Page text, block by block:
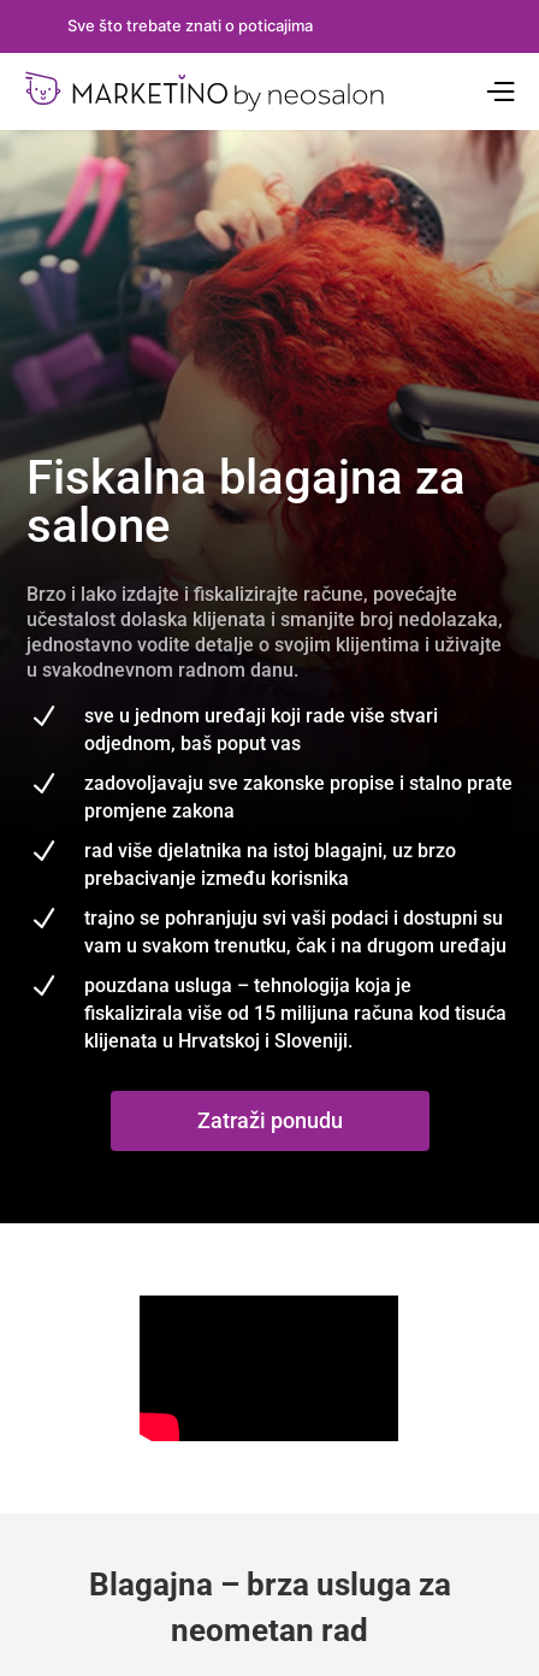
Sve što trebate znati o poticajima
Fiskalna blagajna za
salone
Brzo i lako izdajte i fiskalizirajte račune, povećajte
učestalost dolaska klijenata i smanjite broj nedolazaka,
jednostavno vodite detalje o svojim klijentima i uživajte
u svakodnevnom radnom danu.
N
sve u jednom uređaji koji rade više stvari
odjednom, baš poput vas
N
zadovoljavaju sve zakonske propise i stalno prate
promjene zakona
N
rad više djelatnika na istoj blagajni, uz brzo
prebacivanje između korisnika
N
trajno se pohranjuju svi vaši podaci i dostupni su
vam u svakom trenutku, čak i na drugom uređaju
N
pouzdana usluga – tehnologija koja je
fiskalizirala više od 15 milijuna računa kod tisuća
klijenata u Hrvatskoj i Sloveniji.
Zatraži ponudu
Blagajna – brza usluga za
neometan rad